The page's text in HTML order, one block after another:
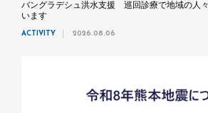
バングラデシュ洪水支援 巡回診療で地域の人
います
ACTIVITY 2026.08.06